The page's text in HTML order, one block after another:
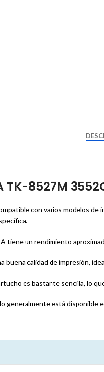
TK-8527M
con varios modelos de
tiene un rendimiento
buena calidad de impresión,
es bastante sencilla, lo
generalmente está